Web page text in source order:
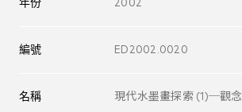
年份 2002
編號 ED2002.0020
名稱 現代水墨畫探索 (1)─觀念